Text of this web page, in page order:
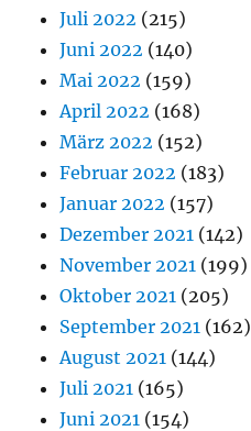
Juli 2022 (215)
Juni 2022 (140)
Mai 2022 (159)
April 2022 (168)
März 2022 (152)
Februar 2022 (183)
Januar 2022 (157)
Dezember 2021 (142)
November 2021 (199)
Oktober 2021 (205)
September 2021 (162)
August 2021 (144)
Juli 2021 (165)
Juni 2021 (154)